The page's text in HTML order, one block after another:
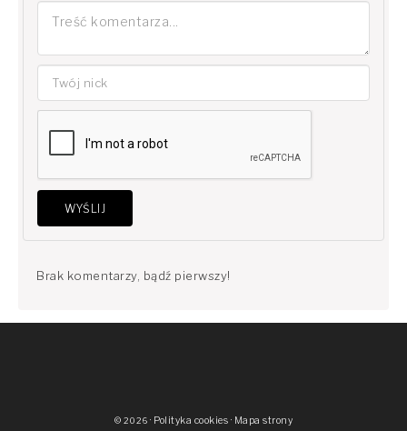
WYŚLIJ
Brak komentarzy, bądź pierwszy!
© 2026 · Polityka cookies · Mapa strony